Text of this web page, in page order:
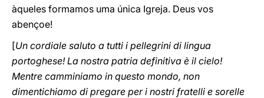
àqueles formamos uma única Igreja. Deus vos
abençoe!
[Un cordiale saluto a tutti i pellegrini di lingua
portoghese! La nostra patria definitiva è il cielo!
Mentre camminiamo in questo mondo, non
dimentichiamo di pregare per i nostri fratelli e sorelle